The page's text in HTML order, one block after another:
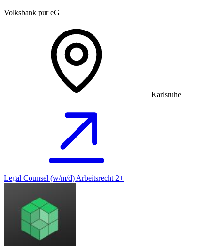
Volksbank pur eG
Karlsruhe
Legal Counsel (w/m/d) Arbeitsrecht 2+